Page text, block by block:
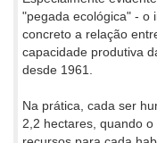
"pegada ecológica" - o
concreto a relação
capacidade produtiva
desde 1961.
Na prática, cada ser
2,2 hectares, quando